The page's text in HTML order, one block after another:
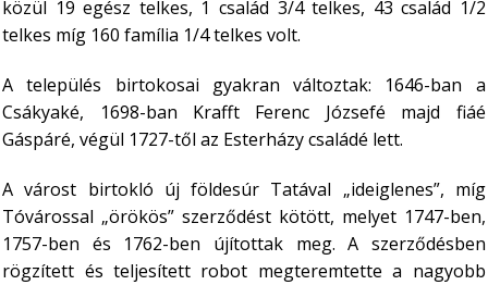
közül 19 egész telkes, 1 család 3/4 telkes, 43 család 1/2
telkes míg 160 família 1/4 telkes volt.
A település birtokosai gyakran változtak: 1646-ban a
Csákyaké, 1698-ban Krafft Ferenc Józsefé majd fiáé
Gáspáré, végül 1727-től az Esterházy családé lett.
A várost birtokló új földesúr Tatával „ideiglenes”, míg
Tóvárossal „örökös” szerződést kötött, melyet 1747-ben,
1757-ben és 1762-ben újítottak meg. A szerződésben
rögzített és teljesített robot megteremtette a nagyobb